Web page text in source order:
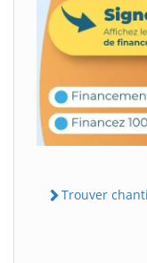
Trouver